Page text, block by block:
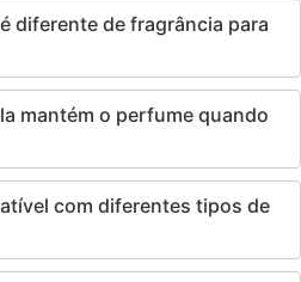
diferente de fragrância para
mantém o perfume quando
com diferentes tipos de